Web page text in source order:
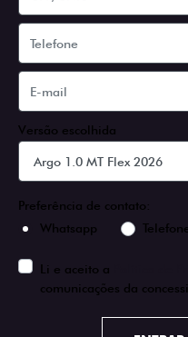
Versão escolhida
Preferência de contato:
Whatsapp
Li e aceito a
comunicações da